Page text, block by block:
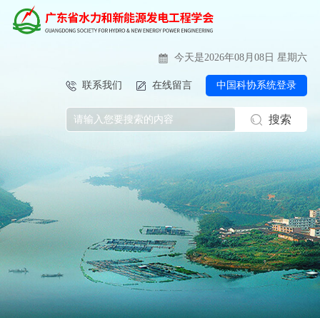
今天是2026年08月08日 星期六
联系我们 在线留言 中国科协系统登录
搜索